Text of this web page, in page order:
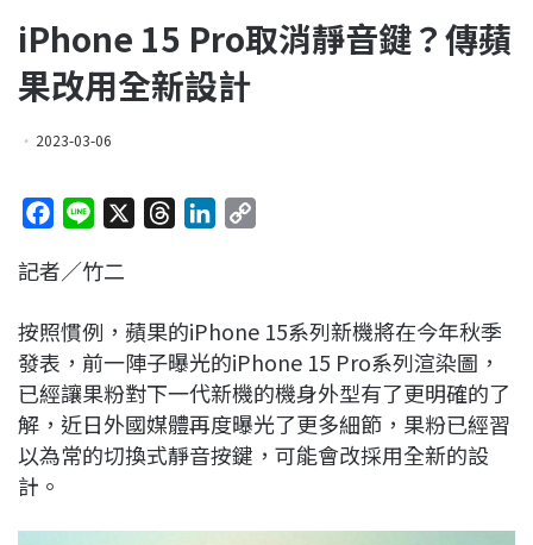
iPhone 15 Pro取消靜音鍵？傳蘋
果改用全新設計
2023-03-06
c
b
o
o
k
n
a
d
s
e
d
I
n
L
i
n
k
記者／竹二
按照慣例，蘋果的iPhone 15系列新機將在今年秋季
發表，前一陣子曝光的iPhone 15 Pro系列渲染圖，
已經讓果粉對下一代新機的機身外型有了更明確的了
解，近日外國媒體再度曝光了更多細節，果粉已經習
以為常的切換式靜音按鍵，可能會改採用全新的設
計。